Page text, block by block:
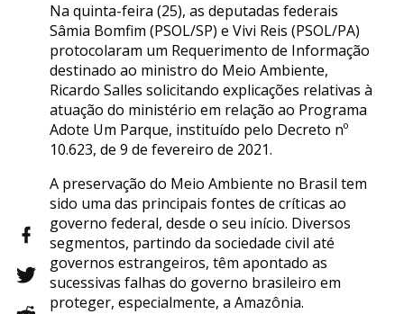
Na quinta-feira (25), as deputadas federais
Sâmia Bomfim (PSOL/SP) e Vivi Reis (PSOL/PA)
protocolaram um Requerimento de Informação
destinado ao ministro do Meio Ambiente,
Ricardo Salles solicitando explicações relativas à
atuação do ministério em relação ao Programa
Adote Um Parque, instituído pelo Decreto nº
10.623, de 9 de fevereiro de 2021.
A preservação do Meio Ambiente no Brasil tem
sido uma das principais fontes de críticas ao
governo federal, desde o seu início. Diversos
segmentos, partindo da sociedade civil até
governos estrangeiros, têm apontado as
sucessivas falhas do governo brasileiro em
proteger, especialmente, a Amazônia.